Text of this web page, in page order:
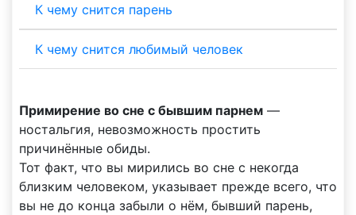
К чему снится парень
К чему снится любимый человек
Примирение во сне с бывшим парнем —
ностальгия, невозможность простить
причинённые обиды.
Тот факт, что вы мирились во сне с некогда
близким человеком, указывает прежде всего, что
вы не до конца забыли о нём, бывший парень,